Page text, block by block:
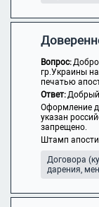
Вопрос:
гр.Украины
печатью
Ответ:
Оформление
указан
запрещено.
Штамп
Договора
дарения,